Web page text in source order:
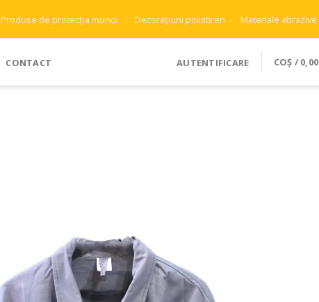
Produse de protecția muncii Decorațiuni polistiren Materiale abrazive
CONTACT AUTENTIFICARE COȘ / 0,00